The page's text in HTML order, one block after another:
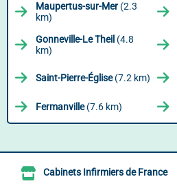
Maupertus-sur-Mer(2.3
km)
Gonneville-Le Theil (4.8
km)
Saint-Pierre-Église(7.2 km)
Fermanville(7.6 km)
Cabinets Infirmiers de France